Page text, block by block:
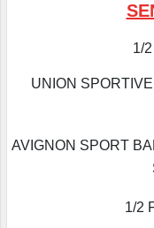
1/
UNION
AVIGNON SPORT
1/2